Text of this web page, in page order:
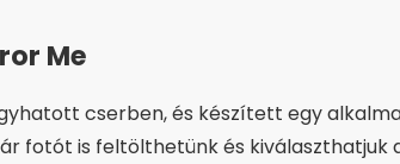
Me
cserben, és készített egy
fotót is feltölthetünk és kiválaszthatjuk